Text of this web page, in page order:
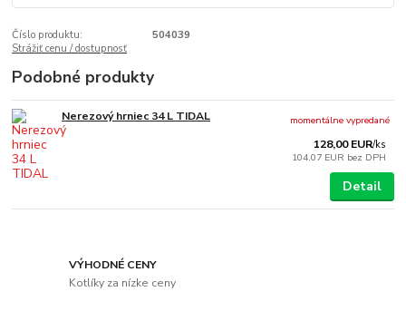
Číslo produktu:
504039
Strážiť cenu / dostupnosť
Podobné produkty
Nerezový hrniec 34 L TIDAL
128,00 EUR/ks
104,07 EUR bez DPH
momentálne vypredané
Detail
VÝHODNÉ CENY
Kotlíky za nízke ceny